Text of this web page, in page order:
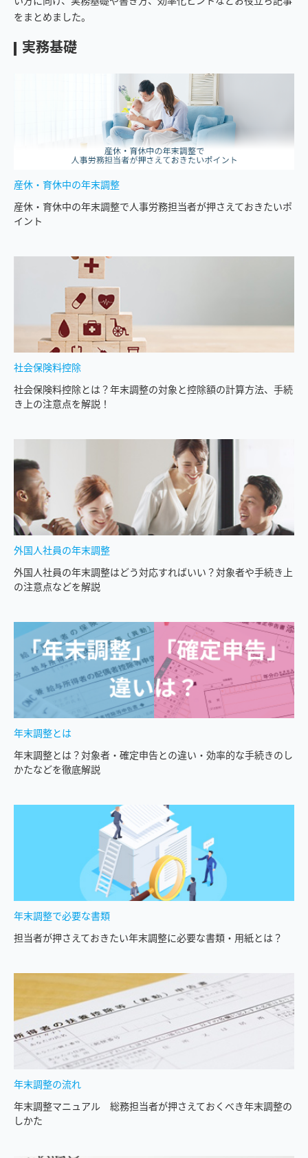
をまとめました。
実務基礎
産休・育休中の年末調整
産休・育休中の年末調整で人事労務担当者が押さえておきたいポ
イント
社会保険料控除
社会保険料控除とは？年末調整の対象と控除額の計算方法、手続
き上の注意点を解説！
外国人社員の年末調整
外国人社員の年末調整はどう対応すればいい？対象者や手続き上
の注意点などを解説
年末調整とは
年末調整とは？対象者・確定申告との違い・効率的な手続きのし
かたなどを徹底解説
年末調整で必要な書類
担当者が押さえておきたい年末調整に必要な書類・⽤紙とは？
年末調整の流れ
年末調整マニュアル 総務担当者が押さえておくべき年末調整の
しかた